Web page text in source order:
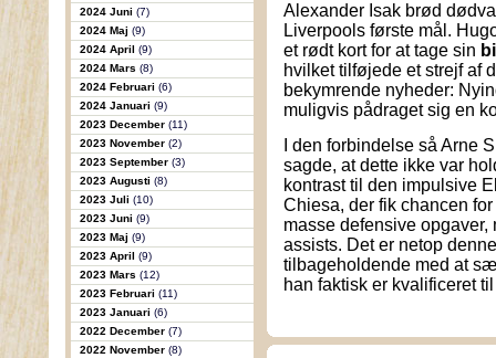
2024 Juni (7)
2024 Maj (9)
2024 April (9)
2024 Mars (8)
2024 Februari (6)
2024 Januari (9)
2023 December (11)
2023 November (2)
2023 September (3)
2023 Augusti (8)
2023 Juli (10)
2023 Juni (9)
2023 Maj (9)
2023 April (9)
2023 Mars (12)
2023 Februari (11)
2023 Januari (6)
2022 December (7)
2022 November (8)
Alexander Isak brød
Liverpools første mål.
et rødt kort for at tage sin
hvilket tilføjede et strejf af
bekymrende nyheder:
muligvis pådraget sig en
I den forbindelse så Arne
sagde, at dette ikke var
kontrast til den impulsive
Chiesa, der fik chancen
masse defensive
assists. Det er netop
tilbageholdende med at
han faktisk er kvalificeret